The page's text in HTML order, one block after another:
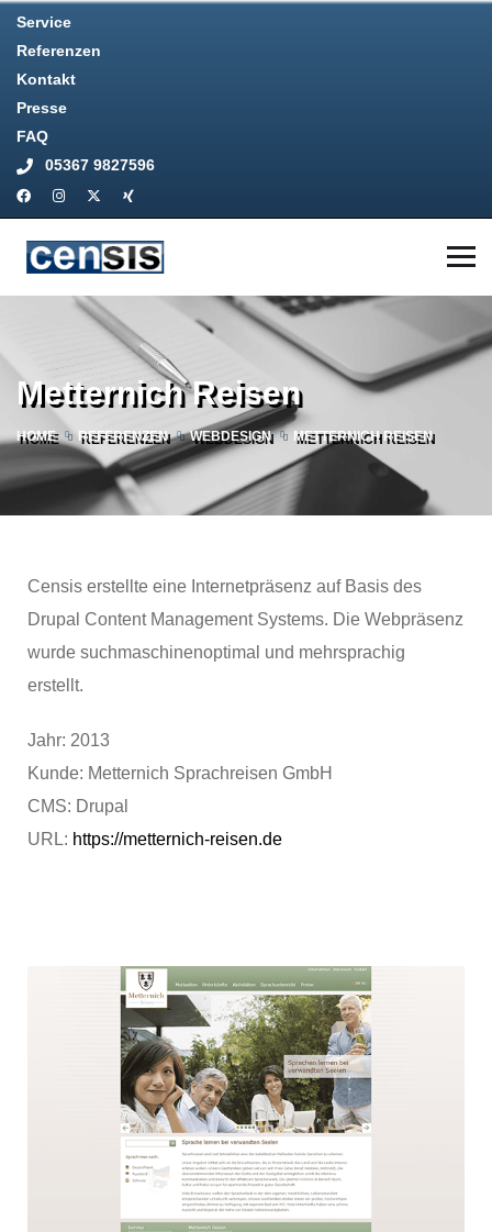
Service
Referenzen
Kontakt
Presse
FAQ
05367 9827596
Metternich Reisen
HOME REFERENZEN WEBDESIGN METTERNICH REISEN
Censis erstellte eine Internetpräsenz auf Basis des
Drupal Content Management Systems. Die Webpräsenz
wurde suchmaschinenoptimal und mehrsprachig
erstellt.
Jahr: 2013
Kunde: Metternich Sprachreisen GmbH
CMS: Drupal
URL: https://metternich-reisen.de